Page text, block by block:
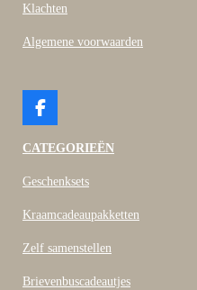
Klachten
Algemene voorwaarden
F
c
b
o
CATEGORIEËN
Geschenksets
Kraamcadeaupakketten
Zelf samenstellen
Brievenbuscadeautjes